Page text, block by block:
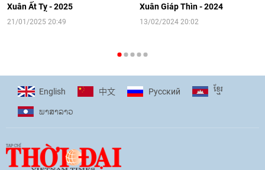
người Việt Nam ở nước ngoài
16:58|10/06/2026
phó với biến đổi khí hậu
17:07|09/06/2026
[Video] Lào dành ưu tiên hàng đầu cho
Xuân Ất Tỵ - 2025
21/01/2025 20:49
Xuân Giáp Thìn - 2024
13/02/2024 20:02
English 中文 Pусский ខ្មែរ
ພາ​ສາ​ລາວ